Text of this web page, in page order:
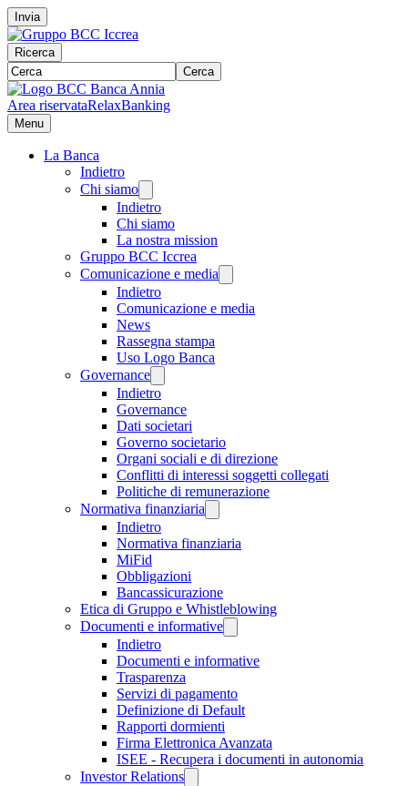
Invia
Ricerca
Cerca
Area riservataRelaxBanking
Menu
La Banca
Indietro
Chi siamo
Indietro
Chi siamo
La nostra mission
Gruppo BCC Iccrea
Comunicazione e media
Indietro
Comunicazione e media
News
Rassegna stampa
Uso Logo Banca
Governance
Indietro
Governance
Dati societari
Governo societario
Organi sociali e di direzione
Conflitti di interessi soggetti collegati
Politiche di remunerazione
Normativa finanziaria
Indietro
Normativa finanziaria
MiFid
Obbligazioni
Bancassicurazione
Etica di Gruppo e Whistleblowing
Documenti e informative
Indietro
Documenti e informative
Trasparenza
Servizi di pagamento
Definizione di Default
Rapporti dormienti
Firma Elettronica Avanzata
ISEE - Recupera i documenti in autonomia
Investor Relations